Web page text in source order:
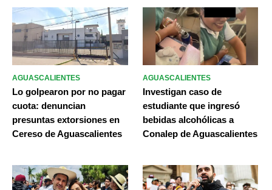
AGUASCALIENTES
Lo golpearon por no pagar
cuota: denuncian
presuntas extorsiones en
Cereso de Aguascalientes
AGUASCALIENTES
Investigan caso de
estudiante que ingresó
bebidas alcohólicas a
Conalep de Aguascalientes